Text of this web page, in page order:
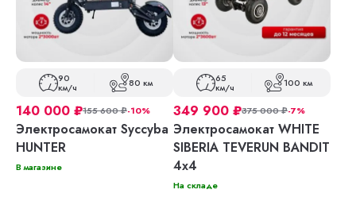
90
км/ч 80 км
140 000 ₽155 600₽-10%
Электросамокат Syccyba
HUNTER
В магазине
65
км/ч 100 км
349 900 ₽375 000₽-7%
Электросамокат WHITE
SIBERIA TEVERUN BANDIT
4x4
На складе